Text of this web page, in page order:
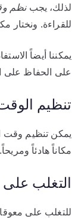
لذلك، يجبنظم
للقراءة. ونختار
يمكننا أيضاً
على الحفاظ على
تنظيم
يمكن تنظيم وقت
مكاناً هادئاً
التغلب على
للتغلب على